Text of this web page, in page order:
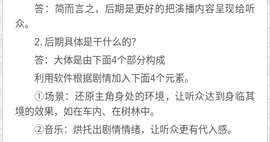
答：简而言之，后期是更好的把演播内容呈现给听
众。
2. 后期具体是干什么的？
答：大体是由下面4个部分构成
利用软件根据剧情加入下面4个元素。
①场景：还原主角身处的环境，让听众达到身临其
境的效果，如在车内、在树林中。
②音乐：烘托出剧情情绪，让听众更有代入感。